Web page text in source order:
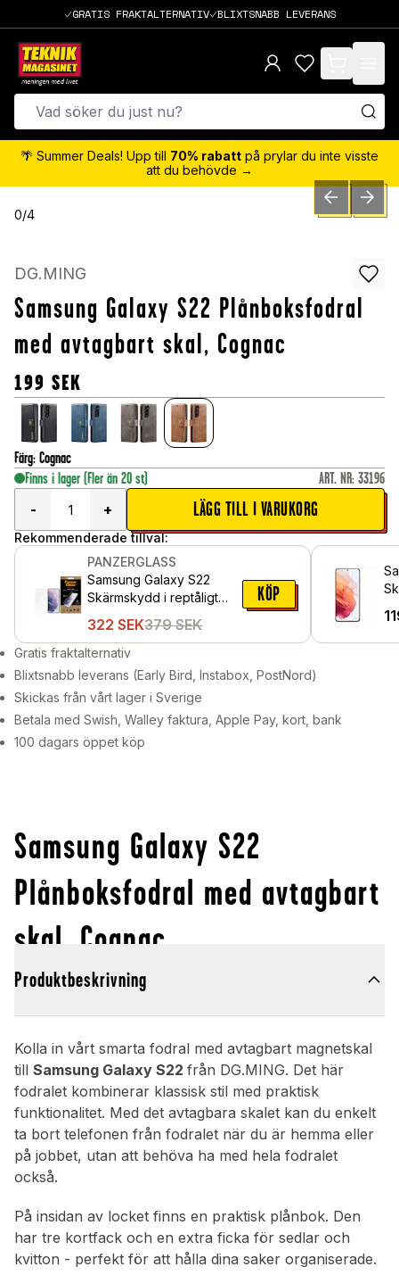
GRATIS FRAKTALTERNATIV BLIXTSNABB LEVERANS
items in cart,
🌴 Summer Deals! Upp till 70% rabatt på prylar du inte visste
att du behövde →
0/4 PREVIOUSNEXT
DG.MING
Samsung Galaxy S22 Plånboksfodral
med avtagbart skal, Cognac
199 SEK
Färg: Cognac
Finns i lager (Fler än 20 st) ART. NR: 33196
-
+ LÄGG TILL I VARUKORG
Rekommenderade tillval:
PANZERGLASS
Samsung Galaxy S22
Skärmskydd i reptåligt
Fit
322 SEK379 SEK
KÖP
Gratis fraktalternativ
Blixtsnabb leverans (Early Bird, Instabox, PostNord)
Skickas från vårt lager i Sverige
Betala med Swish, Walley faktura, Apple Pay, kort, bank
100 dagars öppet köp
Samsung Galaxy S22
Plånboksfodral med avtagbart
skal, Cognac
Produktbeskrivning
Kolla in vårt smarta fodral med avtagbart magnetskal
till Samsung Galaxy S22 från DG.MING. Det här
fodralet kombinerar klassisk stil med praktisk
funktionalitet. Med det avtagbara skalet kan du enkelt
ta bort telefonen från fodralet när du är hemma eller
på jobbet, utan att behöva ha med hela fodralet
också.
På insidan av locket finns en praktisk plånbok. Den
har tre kortfack och en extra ficka för sedlar och
kvitton - perfekt för att hålla dina saker organiserade.